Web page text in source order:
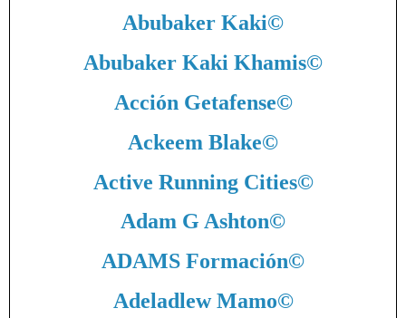
Abubaker Kaki©
Abubaker Kaki Khamis©
Acción Getafense©
Ackeem Blake©
Active Running Cities©
Adam G Ashton©
ADAMS Formación©
Adeladlew Mamo©